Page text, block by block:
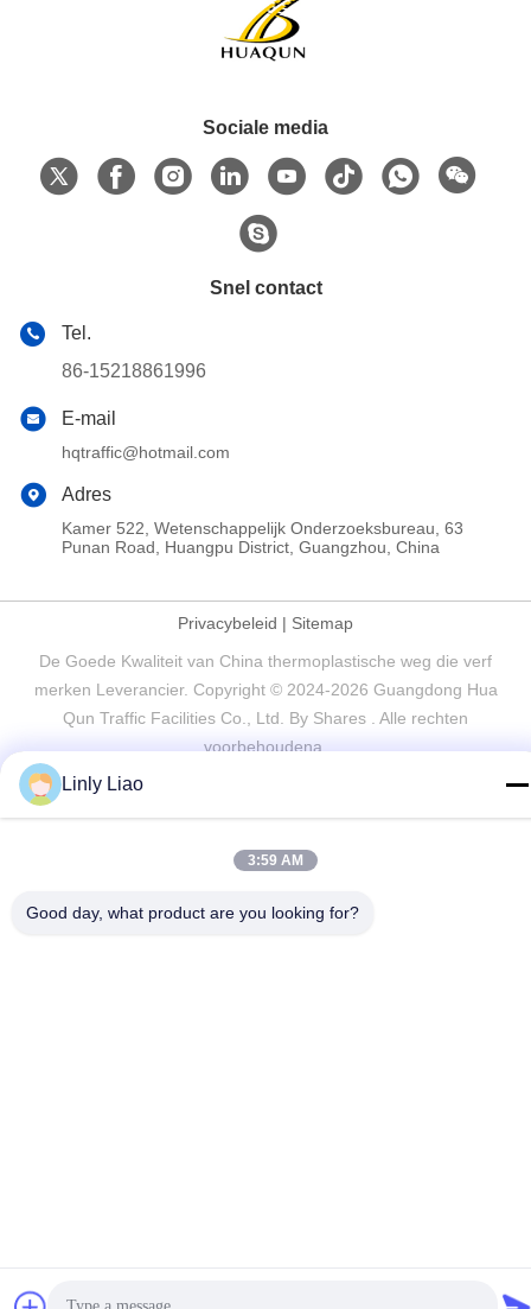
Sociale media
Snel contact
Tel.
86-15218861996
E-mail
hqtraffic@hotmail.com
Adres
Kamer 522, Wetenschappelijk Onderzoeksbureau, 63
Punan Road, Huangpu District, Guangzhou, China
Privacybeleid | Sitemap
De Goede Kwaliteit van China thermoplastische weg die verf
merken Leverancier. Copyright © 2024-2026 Guangdong Hua
Qun Traffic Facilities Co., Ltd. By Shares . Alle rechten
voorbehoudena.
Linly Liao
3:59 AM
Good day, what product are you looking for?